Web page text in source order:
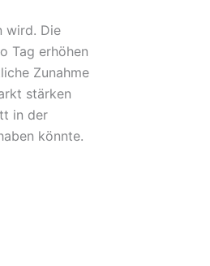
wird. Die
Tag erhöhen
Zunahme
stärken
in der
könnte.